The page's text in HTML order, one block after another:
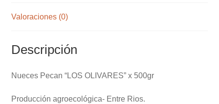
Valoraciones (0)
Descripción
Nueces Pecan “LOS OLIVARES” x 500gr
Producción agroecológica- Entre Rios.